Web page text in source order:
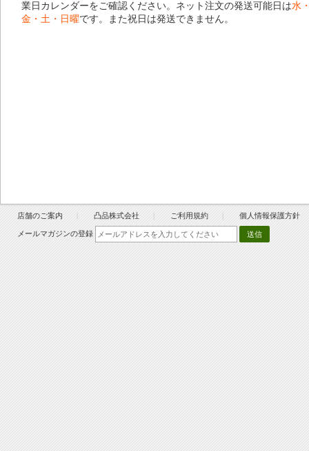
業日カレンダーをご確認ください。ネット注文の発送可能日は水
金・土・日曜です。また祝日は発送できません。
店舗のご案内 凸品株式会社 ご利用規約 個人情報保護方針
メールマガジンの登録 送信